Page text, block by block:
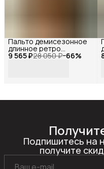
9 565 ₽28 050 ₽−66%
Пальто демисезонное
длинное ретро
оверсайз, Reversal, YD-
Подпишитесь на
получите